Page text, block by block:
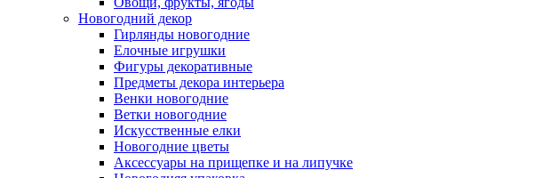
Новогодний декор
Гирлянды новогодние
Елочные игрушки
Фигуры декоративные
Предметы декора интерьера
Венки новогодние
Ветки новогодние
Искусственные елки
Новогодние цветы
Аксессуары на прищепке и на липучке